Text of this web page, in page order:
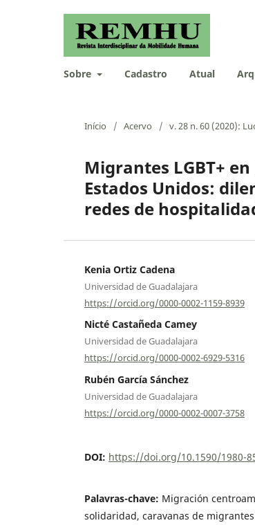
Sobre Cadastro Atual
Início / Acervo / v. 28 n. 60 (2020):
Migrantes LGBT+
Estados Unidos:
redes de
Kenia Ortiz Cadena
Universidad de Guadalajara
https://orcid.org/0000-0002-1159-8939
Nicté Castañeda Camey
Universidad de Guadalajara
https://orcid.org/0000-0002-6929-5316
Rubén García Sánchez
Universidad de Guadalajara
https://orcid.org/0000-0002-0007-3758
DOI: https://doi.org/10.1590/1980-
Palavras-chave: Migración
solidaridad, caravanas de migrantes